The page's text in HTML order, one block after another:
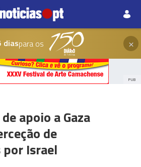
diaspara os ×
PUB
apoio a Gaza
de
Israel